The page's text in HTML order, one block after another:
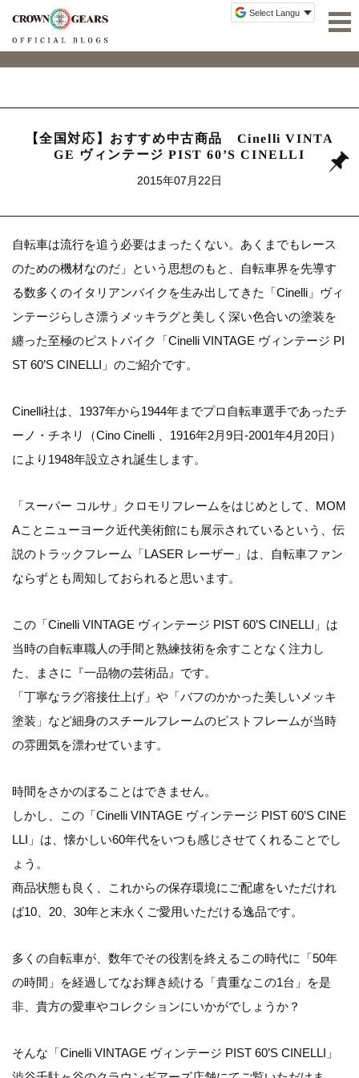
【全国対応】おすすめ中古商品 Cinelli VINTA
GE ヴィンテージ PIST 60’S CINELLI
2015年07月22日
自転車は流行を追う必要はまったくない。あくまでもレース
のための機材なのだ」という思想のもと、自転車界を先導す
る数多くのイタリアンバイクを生み出してきた「Cinelli」ヴィ
ンテージらしさ漂うメッキラグと美しく深い色合いの塗装を
纏った至極のピストバイク「Cinelli VINTAGE ヴィンテージ PI
ST 60’S CINELLI」のご紹介です。
Cinelli社は、1937年から1944年までプロ自転車選手であったチ
ーノ・チネリ（Cino Cinelli 、1916年2月9日-2001年4月20日）
により1948年設立され誕生します。
「スーパー コルサ」クロモリフレームをはじめとして、MOM
Aことニューヨーク近代美術館にも展示されているという、伝
説のトラックフレーム「LASER レーザー」は、自転車ファン
ならずとも周知しておられると思います。
この「Cinelli VINTAGE ヴィンテージ PIST 60’S CINELLI」は
当時の自転車職人の手間と熟練技術を余すことなく注力し
た、まさに『一品物の芸術品』です。
「丁寧なラグ溶接仕上げ」や「バフのかかった美しいメッキ
塗装」など細身のスチールフレームのピストフレームが当時
の雰囲気を漂わせています。
時間をさかのぼることはできません。
しかし、この「Cinelli VINTAGE ヴィンテージ PIST 60’S CINE
LLI」は、懐かしい60年代をいつも感じさせてくれることでし
ょう。
商品状態も良く、これからの保存環境にご配慮をいただけれ
ば10、20、30年と末永くご愛用いただける逸品です。
多くの自転車が、数年でその役割を終えるこの時代に「50年
の時間」を経過してなお輝き続ける「貴重なこの1台」を是
非、貴方の愛車やコレクションにいかがでしょうか？
そんな「Cinelli VINTAGE ヴィンテージ PIST 60’S CINELLI」